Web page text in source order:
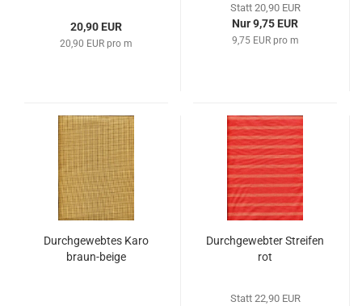
20,90 EUR
20,90 EUR pro m
Statt 20,90 EUR
Nur 9,75 EUR
9,75 EUR pro m
Durchgewebtes Karo
braun-beige
Durchgewebter Streifen
rot
Statt 22,90 EUR